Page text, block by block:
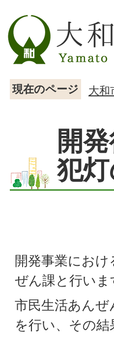
現在のページ 大和
開
犯
開発事業にお
ぜん課と行いま
市民生活あん
を行い、その